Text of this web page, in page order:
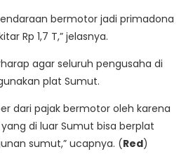
bermotor jadi primadona
Rp 1,7 T,” jelasnya.
agar seluruh pengusaha di
plat Sumut.
dari pajak bermotor oleh karena
di luar Sumut bisa berplat
sumut,” ucapnya. (Red)